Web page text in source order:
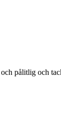
pålitlig och